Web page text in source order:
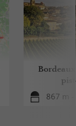
867 m -